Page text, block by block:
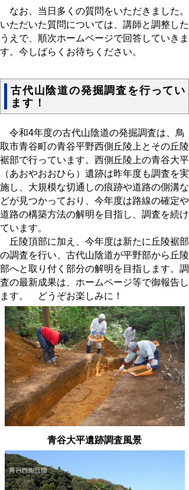
なお、当日多くの質問をいただきました。
いただいた質問については、講師と調整した
うえで、順次ホームページで回答していきま
す。今しばらくお待ちください。
古代山陰道の発掘調査を行ってい
ます！
令和4年度の古代山陰道の発掘調査は、鳥
取市青谷町の青谷平野西側丘陵上とその丘陵
裾部で行っています。西側丘陵上の青谷大平
（あおやおおひら）遺跡は昨年度も調査を実
施し、大規模な切通しの痕跡や道路の側溝な
どが見つかっており、今年度は路線の確定や
道路の構築方法の解明を目指し、調査を続け
ています。
丘陵頂部に加え、今年度は新たに丘陵裾部
の調査を行い、古代山陰道が平野部から丘陵
部へと取り付く部分の解明を目指します。調
査の最新成果は、ホームページ等で御報告し
ます。 どうぞお楽しみに！
青谷大平遺跡調査風景